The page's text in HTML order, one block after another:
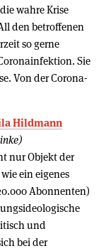
wahre Krise
den betroffenen
so gerne
Sie
Von der Corona-
Hildmann
nur Objekt der
ein eigenes
Abonnenten)
und
bei der